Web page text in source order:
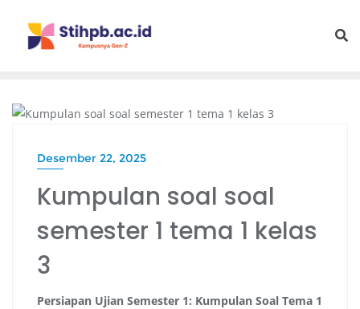
Desember 22, 2025
Kumpulan soal soal
semester 1 tema 1 kelas
3
Persiapan Ujian Semester 1: Kumpulan Soal Tema 1